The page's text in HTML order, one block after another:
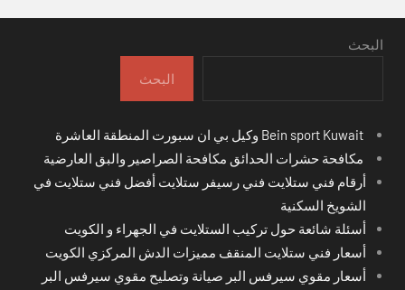
البحث
البحث
مكافحة حشرات الحدائق مكافحة الصراصير والبق العارضية
أرقام فني ستلايت فني رسيفر ستلايت أفضل فني ستلايت في
الشويخ السكنية
أسئلة شائعة حول تركيب الستلايت في الجهراء و الكويت
أسعار فني ستلايت المنقف مميزات الدش المركزي الكويت
أسعار مقوي سيرفس البر صيانة وتصليح مقوي سيرفس البر